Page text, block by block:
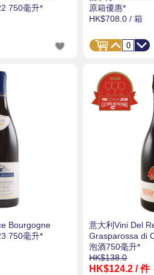
750毫升*
原箱優惠*
HK$708.0 / 箱
Bourgogne
750毫升*
意大利Vini Del
Grasparossa di
泡酒750毫升*
HK$138.0
HK$124.2 / 件